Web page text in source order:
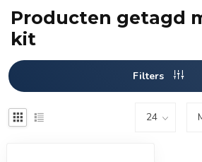
Producten getagd
kit
Filters